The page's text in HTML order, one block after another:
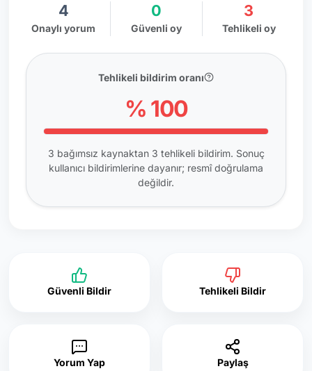
4
Onaylı yorum
0
Güvenli oy
3
Tehlikeli oy
Tehlikeli bildirim oranı
% 100
3 bağımsız kaynaktan 3 tehlikeli bildirim. Sonuç
kullanıcı bildirimlerine dayanır; resmî doğrulama
değildir.
Güvenli Bildir Tehlikeli Bildir
Yorum Yap Paylaş